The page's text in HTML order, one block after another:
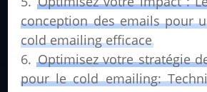
conception des emails pour
cold emailing efficace
Optimisez votre stratégie
pour le cold emailing: